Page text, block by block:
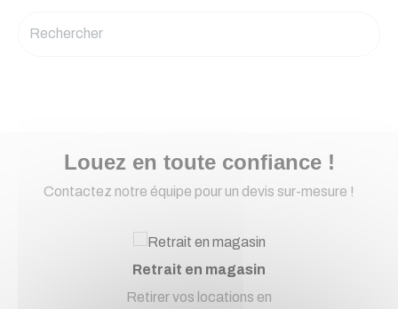
Louez en toute confiance !
Contactez notre équipe pour un devis sur-mesure !
Retrait en magasin
Retirer vos locations en